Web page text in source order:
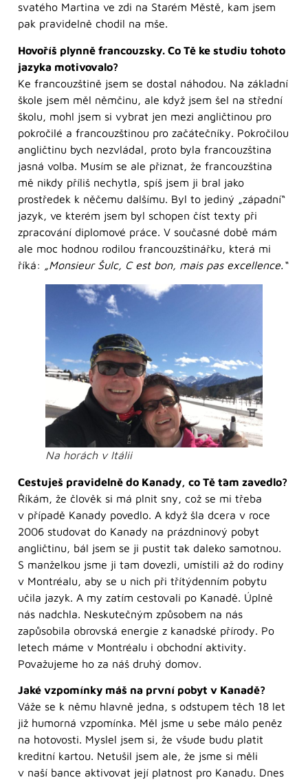
svatého Martina ve zdi na Starém Městě, kam jsem
pak pravidelně chodil na mše.
Hovoříš plynně francouzsky. Co Tě ke studiu tohoto
jazyka motivovalo?
Ke francouzštině jsem se dostal náhodou. Na základní
škole jsem měl němčinu, ale když jsem šel na střední
školu, mohl jsem si vybrat jen mezi angličtinou pro
pokročilé a francouzštinou pro začátečníky. Pokročilou
angličtinu bych nezvládal, proto byla francouzština
jasná volba. Musím se ale přiznat, že francouzština
mě nikdy příliš nechytla, spíš jsem ji bral jako
prostředek k něčemu dalšímu. Byl to jediný „západní“
jazyk, ve kterém jsem byl schopen číst texty při
zpracování diplomové práce. V současné době mám
ale moc hodnou rodilou francouzštinářku, která mi
říká: „Monsieur Šulc, C est bon, mais pas excellence.“
Na horách v Itálii
Cestuješ pravidelně do Kanady, co Tě tam zavedlo?
Říkám, že člověk si má plnit sny, což se mi třeba
v případě Kanady povedlo. A když šla dcera v roce
2006 studovat do Kanady na prázdninový pobyt
angličtinu, bál jsem se ji pustit tak daleko samotnou.
S manželkou jsme ji tam dovezli, umístili až do rodiny
v Montréalu, aby se u nich při třítýdenním pobytu
učila jazyk. A my zatím cestovali po Kanadě. Úplně
nás nadchla. Neskutečným způsobem na nás
zapůsobila obrovská energie z kanadské přírody. Po
letech máme v Montréalu i obchodní aktivity.
Považujeme ho za náš druhý domov.
Jaké vzpomínky máš na první pobyt v Kanadě?
Váže se k němu hlavně jedna, s odstupem těch 18 let
již humorná vzpomínka. Měl jsme u sebe málo peněz
na hotovosti. Myslel jsem si, že všude budu platit
kreditní kartou. Netušil jsem ale, že jsme si měli
v naší bance aktivovat její platnost pro Kanadu. Dnes